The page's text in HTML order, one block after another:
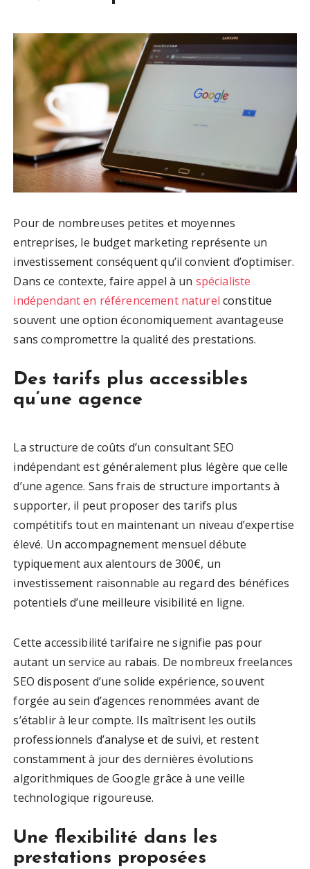
Pour de nombreuses petites et moyennes
entreprises, le budget marketing représente un
investissement conséquent qu’il convient d’optimiser.
Dans ce contexte, faire appel à un spécialiste
indépendant en référencement naturel constitue
souvent une option économiquement avantageuse
sans compromettre la qualité des prestations.
Des tarifs plus accessibles
qu’une agence
La structure de coûts d’un consultant SEO
indépendant est généralement plus légère que celle
d’une agence. Sans frais de structure importants à
supporter, il peut proposer des tarifs plus
compétitifs tout en maintenant un niveau d’expertise
élevé. Un accompagnement mensuel débute
typiquement aux alentours de 300€, un
investissement raisonnable au regard des bénéfices
potentiels d’une meilleure visibilité en ligne.
Cette accessibilité tarifaire ne signifie pas pour
autant un service au rabais. De nombreux freelances
SEO disposent d’une solide expérience, souvent
forgée au sein d’agences renommées avant de
s’établir à leur compte. Ils maîtrisent les outils
professionnels d’analyse et de suivi, et restent
constamment à jour des dernières évolutions
algorithmiques de Google grâce à une veille
technologique rigoureuse.
Une flexibilité dans les
prestations proposées